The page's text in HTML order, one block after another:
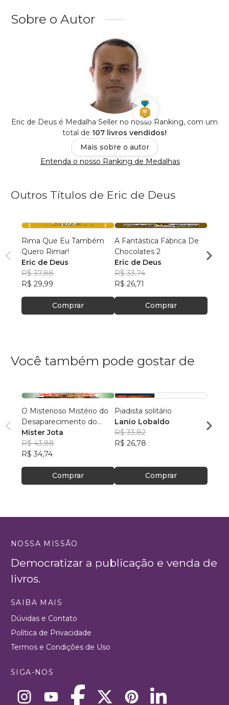
Sobre o Autor
Eric de Deus é Medalha Seller no nosso Ranking, com um
total de 107 livros vendidos!
Mais sobre o autor
Entenda o nosso Ranking de Medalhas
Outros Títulos de Eric de Deus
Rima Que Eu Também
Quero Rimar!
Eric de Deus
R$ 37,88
R$ 29,99
Comprar
A Fantástica Fábrica De
Chocolates 2
Eric de Deus
R$ 33,74
R$ 26,71
Comprar
Eric
Você também pode gostar de
O Misterioso Mistério do
Desaparecimento do
Gato Aparecido
Mister Jota
R$ 43,88
R$ 34,74
Comprar
Piadista solitário
Lanio Lobaldo
R$ 33,82
R$ 26,78
Comprar
piada
NOSSA MISSÃO
Democratizar a publicação e venda de
livros.
SAIBA MAIS
Dúvidas e Contato
Política de Privacidade
Termos e Condições de Uso
SIGA-NOS